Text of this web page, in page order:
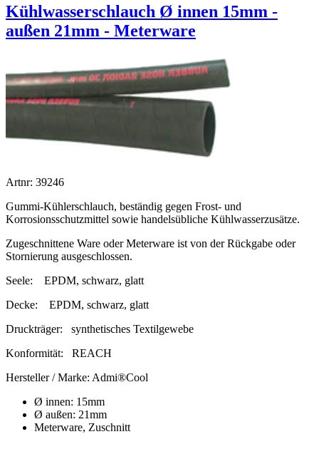
Kühlwasserschlauch Ø innen 15mm -
außen 21mm - Meterware
Artnr: 39246
Gummi-Kühlerschlauch, beständig gegen Frost- und
Korrosionsschutzmittel sowie handelsübliche Kühlwasserzusätze.
Zugeschnittene Ware oder Meterware ist von der Rückgabe oder
Stornierung ausgeschlossen.
Seele:
EPDM, schwarz, glatt
Decke:
EPDM, schwarz, glatt
Druckträger:
synthetisches Textilgewebe
Konformität:
REACH
Hersteller / Marke: Admi®Cool
Ø innen: 15mm
Ø außen: 21mm
Meterware, Zuschnitt